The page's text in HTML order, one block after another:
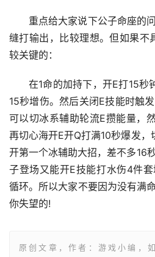
重点给大家说下公子命座
缝打输出，比较理想。但如果不
较关键的：
在1命的加持下，开E打15秒
15秒增伤。然后关闭E技能时触
可以切冰系辅助轮流E攒能量，
再切心海开E开Q打满10秒爆发，
开第一个冰辅助大招，差不多16
子登场又能开E技能打水伤4件
循环。所以大家不要因为没有满
你失望的!
原创文章，作者：游戏小编，